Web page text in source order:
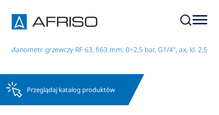
Manometr grzewczy RF 63, fi63 mm, 0÷2,5 bar, G1/4", ax, kl. 2,5
Przeglądaj katalog produktów